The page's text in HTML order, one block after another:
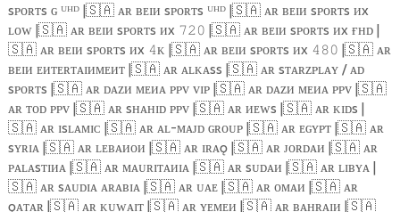
sᴘᴏʀᴛs ɢ ᵁᴴᴰ |🇸🇦ᴀʀ ʙᴇɪᴎ sᴘᴏʀᴛs ᵁᴴᴰ |🇸🇦ᴀʀ ʙᴇɪᴎ sᴘᴏʀᴛs ᴎx
ʟᴏᴡ |🇸🇦ᴀʀ ʙᴇɪᴎ sᴘᴏʀᴛs ᴎx 𝟽𝟸𝟶 |🇸🇦ᴀʀ ʙᴇɪᴎ sᴘᴏʀᴛs ᴎx ғʜᴅ |
🇸🇦ᴀʀ ʙᴇɪᴎ sᴘᴏʀᴛs ᴎx 𝟺ᴋ |🇸🇦ᴀʀ ʙᴇɪᴎ sᴘᴏʀᴛs ᴎx 𝟺𝟾𝟶 |🇸🇦ᴀʀ
ʙᴇɪᴎ ᴇᴎᴛᴇʀᴛᴀɪᴎᴍᴇᴎᴛ |🇸🇦ᴀʀ ᴀʟᴋᴀss |🇸🇦ᴀʀ sᴛᴀʀᴢᴘʟᴀʏ / ᴀᴅ
sᴘᴏʀᴛs |🇸🇦ᴀʀ ᴅᴀᴢᴎ ᴍᴇᴎᴀ ᴘᴘᴠ ᴠɪᴘ |🇸🇦ᴀʀ ᴅᴀᴢᴎ ᴍᴇᴎᴀ ᴘᴘᴠ |🇸🇦
ᴀʀ ᴛᴏᴅ ᴘᴘᴠ |🇸🇦ᴀʀ sʜᴀʜɪᴅ ᴘᴘᴠ |🇸🇦ᴀʀ ᴎᴇᴡs |🇸🇦ᴀʀ ᴋɪᴅs |
🇸🇦ᴀʀ ɪsʟᴀᴍɪᴄ |🇸🇦ᴀʀ ᴀʟ-ᴍᴀᴊᴅ ɢʀᴏᴜᴘ |🇸🇦ᴀʀ ᴇɢʏᴘᴛ |🇸🇦ᴀʀ
sʏʀɪᴀ |🇸🇦ᴀʀ ʟᴇʙᴀᴎᴏᴎ |🇸🇦ᴀʀ ɪʀᴀǫ |🇸🇦ᴀʀ ᴊᴏʀᴅᴀᴎ |🇸🇦ᴀʀ
ᴘᴀʟᴀsᴛɪᴎᴀ |🇸🇦ᴀʀ ᴍᴀᴜʀɪᴛᴀᴎɪᴀ |🇸🇦ᴀʀ sᴜᴅᴀᴎ |🇸🇦ᴀʀ ʟɪʙʏᴀ |
🇸🇦ᴀʀ sᴀᴜᴅɪᴀ ᴀʀᴀʙɪᴀ |🇸🇦ᴀʀ ᴜᴀᴇ |🇸🇦ᴀʀ ᴏᴍᴀᴎ |🇸🇦ᴀʀ
ǫᴀᴛᴀʀ |🇸🇦ᴀʀ ᴋᴜᴡᴀɪᴛ |🇸🇦ᴀʀ ʏᴇᴍᴇᴎ |🇸🇦ᴀʀ ʙᴀʜʀᴀɪᴎ |🇸🇦